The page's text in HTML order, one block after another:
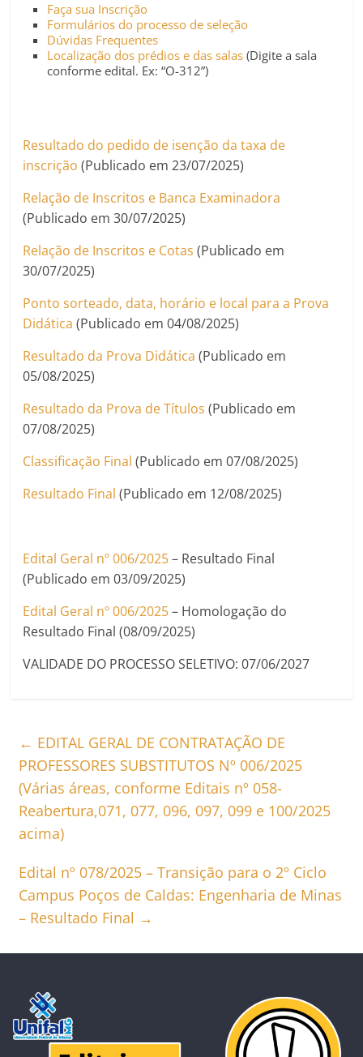
Faça sua Inscrição
Formulários do processo de seleção
Dúvidas Frequentes
Localização dos prédios e das salas (Digite a sala
conforme edital. Ex: “O-312”)
Resultado do pedido de isenção da taxa de
inscrição (Publicado em 23/07/2025)
Relação de Inscritos e Banca Examinadora
(Publicado em 30/07/2025)
Relação de Inscritos e Cotas (Publicado em
30/07/2025)
Ponto sorteado, data, horário e local para a Prova
Didática (Publicado em 04/08/2025)
Resultado da Prova Didática (Publicado em
05/08/2025)
Resultado da Prova de Títulos (Publicado em
07/08/2025)
Classificação Final (Publicado em 07/08/2025)
Resultado Final (Publicado em 12/08/2025)
Edital Geral nº 006/2025– Resultado Final
(Publicado em 03/09/2025)
Edital Geral nº 006/2025– Homologação do
Resultado Final (08/09/2025)
VALIDADE DO PROCESSO SELETIVO: 07/06/2027
← EDITAL GERAL DE CONTRATAÇÃO DE
PROFESSORES SUBSTITUTOS Nº 006/2025
(Várias áreas, conforme Editais nº 058-
Reabertura,071, 077, 096, 097, 099 e 100/2025
acima)
Edital nº 078/2025 – Transição para o 2º Ciclo
Campus Poços de Caldas: Engenharia de Minas
– Resultado Final →